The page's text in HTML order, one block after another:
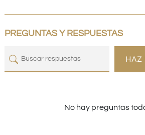
PREGUNTAS Y RESPUESTAS
HAZ
No hay preguntas